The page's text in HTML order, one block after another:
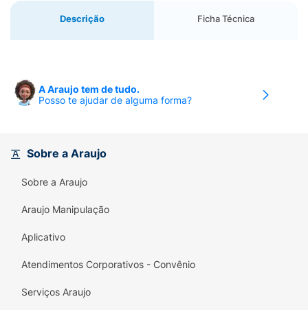
Descrição Ficha Técnica
A Araujo tem de tudo.
Posso te ajudar de alguma forma?
Sobre a Araujo
Sobre a Araujo
Araujo Manipulação
Aplicativo
Atendimentos Corporativos - Convênio
Serviços Araujo